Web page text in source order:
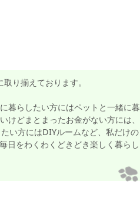
り揃えております。
暮らしたい方にはペットと一緒に暮
どまとまったお金がない方には、
い方にはDIYルームなど、私だけの
日をわくわくどきどき楽しく暮らし